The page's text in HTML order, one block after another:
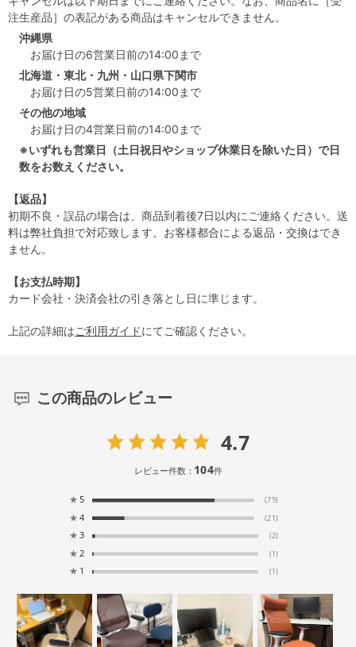
注生産品］の表記がある商品はキャンセルできません。
沖縄県
お届け日の6営業日前の14:00まで
北海道・東北・九州・山口県下関市
お届け日の5営業日前の14:00まで
その他の地域
お届け日の4営業日前の14:00まで
※いずれも営業日（土日祝日やショップ休業日を除いた日）で日
数をお数えください。
【返品】
初期不良・誤品の場合は、商品到着後7日以内にご連絡ください。送
料は弊社負担で対応致します。お客様都合による返品・交換はでき
ません。
【お支払時期】
カード会社・決済会社の引き落とし日に準じます。
上記の詳細はご利用ガイドにてご確認ください。
この商品のレビュー
4.7
レビュー件数： 104件
★ 5 (79)
★ 4 (21)
★ 3 (2)
★ 2 (1)
★ 1 (1)